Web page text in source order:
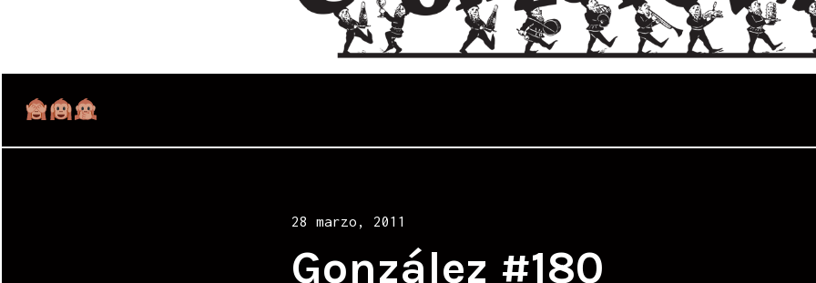
Posted
28 marzo, 2011
González #180